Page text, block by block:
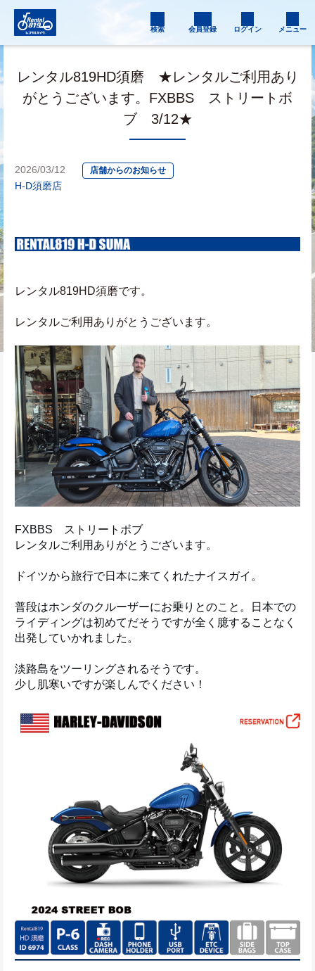
検索 会員登録 ログイン メニュー
レンタル819HD須磨 ★レンタルご利用あり
がとうございます。FXBBS ストリートボ
ブ 3/12★
2026/03/12 店舗からのお知らせ
H-D須磨店
レンタル819HD須磨です。
レンタルご利用ありがとうございます。
FXBBS　ストリートボブ
レンタルご利用ありがとうございます。
ドイツから旅行で日本に来てくれたナイスガイ。
普段はホンダのクルーザーにお乗りとのこと。日本での
ライディングは初めてだそうですが全く臆することなく
出発していかれました。
淡路島をツーリングされるそうです。
少し肌寒いですが楽しんでください！